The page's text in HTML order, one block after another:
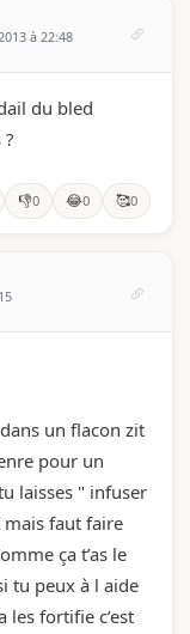
à 22:48
du bled
👎0 😂0 🥰0
un flacon zit
pour un
laisses " infuser
faut faire
ça t’as le
tu peux à l aide
les fortifie c’est